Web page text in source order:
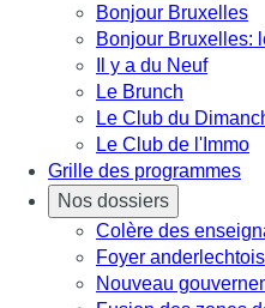
Bonjour Bruxelles
Bonjour Bruxelles:
Il y a du Neuf
Le Brunch
Le Club du
Le Club de l'Immo
Grille des programmes
Nos dossiers
Colère des
Foyer anderlechtois
Nouveau